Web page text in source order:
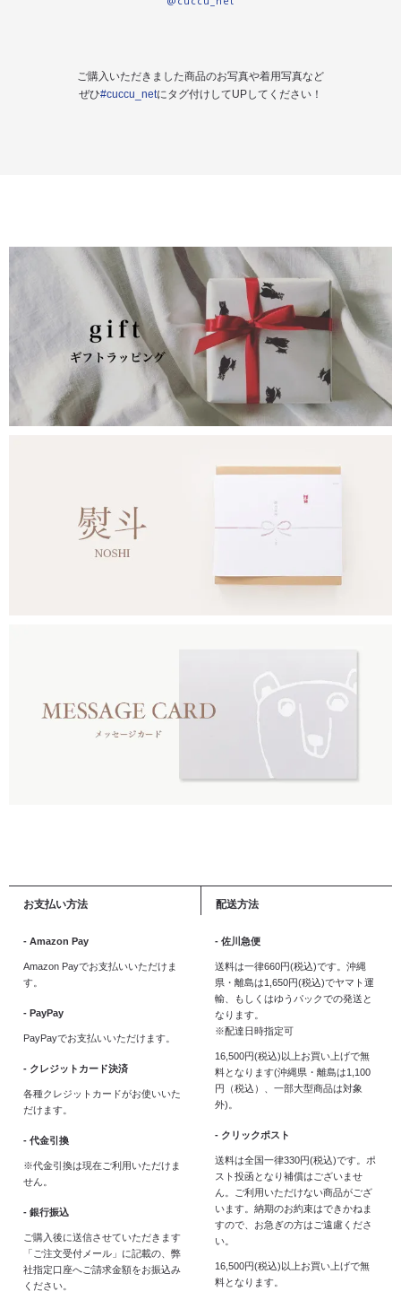
ご購入いただきました商品のお写真や着用写真など
ぜひ#cuccu_netにタグ付けしてUPしてください！
お支払い方法
- Amazon Pay
Amazon Payでお支払いいただけま
す。
- PayPay
PayPayでお支払いいただけます。
- クレジットカード決済
各種クレジットカードがお使いいた
だけます。
- 代金引換
※代金引換は現在ご利用いただけま
せん。
- 銀行振込
ご購入後に送信させていただきます
「ご注文受付メール」に記載の、弊
社指定口座へご請求金額をお振込み
ください。
配送方法
- 佐川急便
送料は一律660円(税込)です。沖縄
県・離島は1,650円(税込)でヤマト運
輸、もしくはゆうパックでの発送と
なります。
※配達日時指定可
16,500円(税込)以上お買い上げで無
料となります(沖縄県・離島は1,100
円（税込）、一部大型商品は対象
外)。
- クリックポスト
送料は全国一律330円(税込)です。ポ
スト投函となり補償はございませ
ん。ご利用いただけない商品がござ
います。納期のお約束はできかねま
すので、お急ぎの方はご遠慮くださ
い。
16,500円(税込)以上お買い上げで無
料となります。